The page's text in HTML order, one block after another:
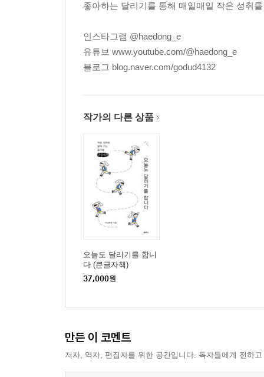
좋아하는 달리기를 통해 매일매일 작은 성취
인스타그램 @haedong_e
유튜브 www.youtube.com/@haedong_e
블로그 blog.naver.com/godud4132
작가의 다른 상품
오늘도 달리기를 합니
다 (큰글자책)
37,000원
만든 이 코멘트
저자, 역자, 편집자를 위한 공간입니다. 독자들에게 전하